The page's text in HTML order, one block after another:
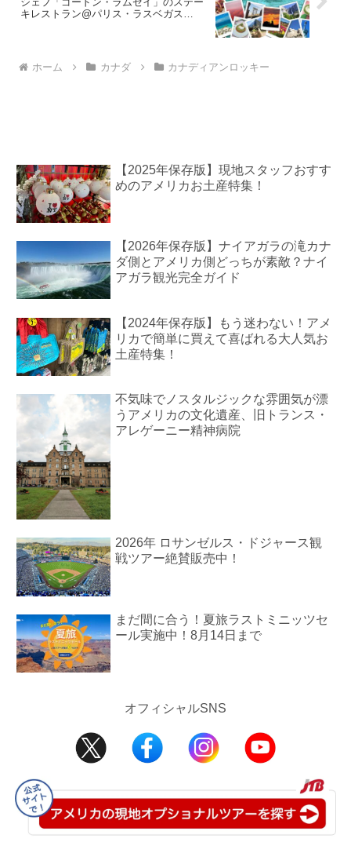
キレストラン@パリス・ラスベガス
ホーム カナダ カナディアンロッキー
【2025年保存版】現地スタッフおすす
めのアメリカお土産特集！
【2026年保存版】ナイアガラの滝カナ
ダ側とアメリカ側どっちが素敵？ナイ
アガラ観光完全ガイド
【2024年保存版】もう迷わない！アメ
リカで簡単に買えて喜ばれる大人気お
土産特集！
不気味でノスタルジックな雰囲気が漂
うアメリカの文化遺産、旧トランス・
アレゲーニー精神病院
2026年 ロサンゼルス・ドジャース観
戦ツアー絶賛販売中！
まだ間に合う！夏旅ラストミニッツセ
ール実施中！8月14日まで
オフィシャルSNS